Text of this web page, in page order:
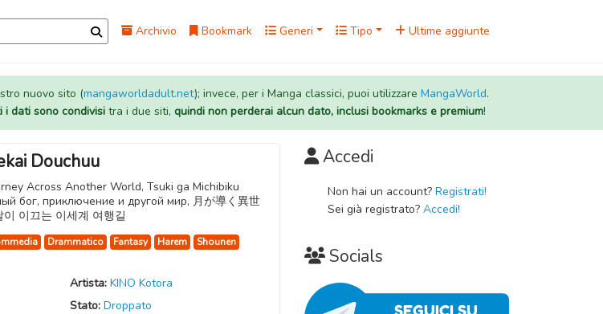
Archivio Bookmark Generi Tipo Ultime aggiunte
nuovo sito (mangaworldadult.net); invece, per i Manga classici, puoi utilizzare MangaWorld.
i dati sono condivisitra i due siti, quindi non perderai alcun dato, inclusi bookmarks e premium!
Douchuu
Across Another World, Tsuki ga Michibiku
бог, приключение и другой мир, 月が導く異世
이끄는 이세계 여행길
Drammatico Fantasy Harem
Shounen
Artista: KINO Kotora
Stato: Droppato
Accedi
Non hai un account? Registrati!
Sei già registrato? Accedi!
Socials